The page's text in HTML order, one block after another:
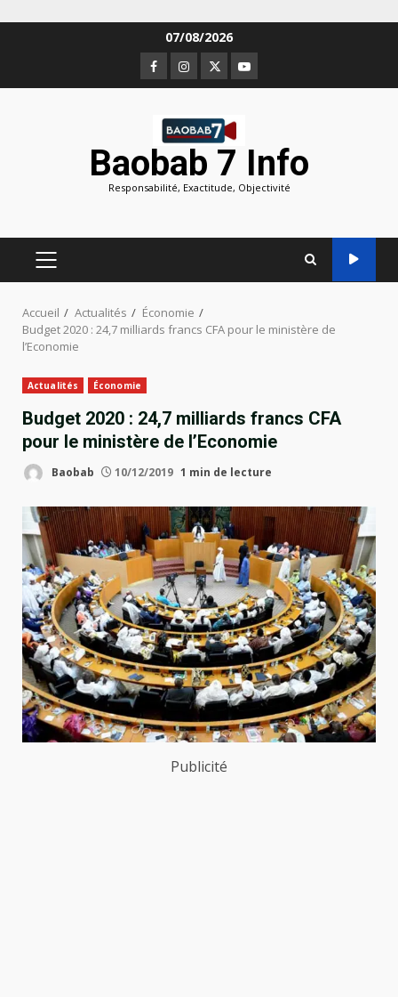
07/08/2026
Facebook
Instagram
TwitterYoutube
Baobab 7 Info
Responsabilité, Exactitude, Objectivité
MENU
PRINCIPAL
Accueil Actualités
Économie
Budget 2020 : 24,7 milliards francs CFA pour le ministère de
l’Economie
Actualités Économie
Budget 2020 : 24,7 milliards francs CFA
pour le ministère de l’Economie
Baobab 10/12/2019 1 min de lecture
Publicité